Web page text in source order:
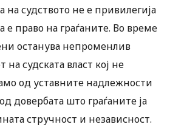
на судството не е привилегија
е право на граѓаните. Во време
останува непроменлив
судската власт кој не
од уставните надлежности
довербата што граѓаните ја
стручност и независност.